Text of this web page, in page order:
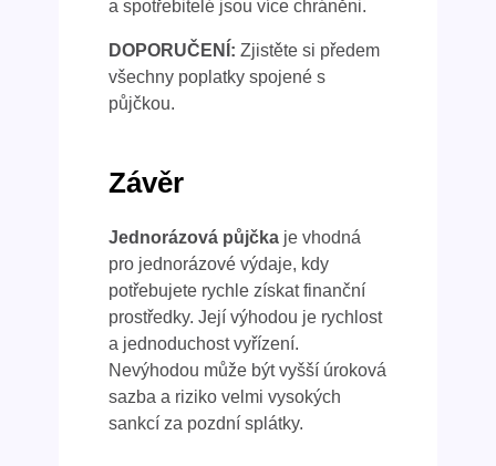
a spotřebitelé jsou více chráněni.
DOPORUČENÍ: Zjistěte si předem
všechny poplatky spojené s
půjčkou.
Závěr
Jednorázová půjčkaje vhodná
pro jednorázové výdaje, kdy
potřebujete rychle získat finanční
prostředky. Její výhodou je rychlost
a jednoduchost vyřízení.
Nevýhodou může být vyšší úroková
sazba a riziko velmi vysokých
sankcí za pozdní splátky.